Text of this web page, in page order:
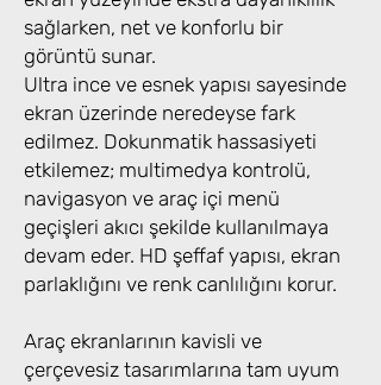
sağlarken, net ve konforlu bir
görüntü sunar.
Ultra ince ve esnek yapısı sayesinde
ekran üzerinde neredeyse fark
edilmez. Dokunmatik hassasiyeti
etkilemez; multimedya kontrolü,
navigasyon ve araç içi menü
geçişleri akıcı şekilde kullanılmaya
devam eder. HD şeffaf yapısı, ekran
parlaklığını ve renk canlılığını korur.
Araç ekranlarının kavisli ve
çerçevesiz tasarımlarına tam uyum